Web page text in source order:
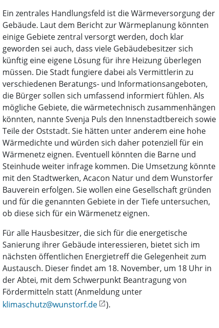
Ein zentrales Handlungsfeld ist die Wärmeversorgung der
Gebäude. Laut dem Bericht zur Wärmeplanung könnten
einige Gebiete zentral versorgt werden, doch klar
geworden sei auch, dass viele Gebäudebesitzer sich
künftig eine eigene Lösung für ihre Heizung überlegen
müssen. Die Stadt fungiere dabei als Vermittlerin zu
verschiedenen Beratungs- und Informationsangeboten,
die Bürger sollen sich umfassend informiert fühlen. Als
mögliche Gebiete, die wärmetechnisch zusammenhängen
könnten, nannte Svenja Puls den Innenstadtbereich sowie
Teile der Oststadt. Sie hätten unter anderem eine hohe
Wärmedichte und würden sich daher potenziell für ein
Wärmenetz eignen. Eventuell könnten die Barne und
Steinhude weiter infrage kommen. Die Umsetzung könnte
mit den Stadtwerken, Acacon Natur und dem Wunstorfer
Bauverein erfolgen. Sie wollen eine Gesellschaft gründen
und für die genannten Gebiete in der Tiefe untersuchen,
ob diese sich für ein Wärmenetz eignen.
Für alle Hausbesitzer, die sich für die energetische
Sanierung ihrer Gebäude interessieren, bietet sich im
nächsten öffentlichen Energietreff die Gelegenheit zum
Austausch. Dieser findet am 18. November, um 18 Uhr in
der Abtei, mit dem Schwerpunkt Beantragung von
Fördermitteln statt (Anmeldung unter
klimaschutz@wunstorf.de
).